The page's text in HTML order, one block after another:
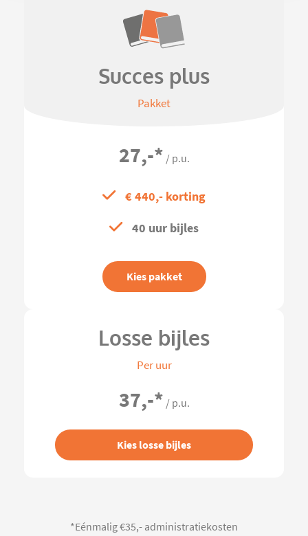
Succes plus
Pakket
27,-* / p.u.
€ 440,- korting
40 uur bijles
Kies pakket
Losse bijles
Per uur
37,-* / p.u.
Kies losse bijles
*Eénmalig €35,- administratiekosten